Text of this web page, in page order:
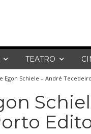
TEATRO
Egon Schiele – André